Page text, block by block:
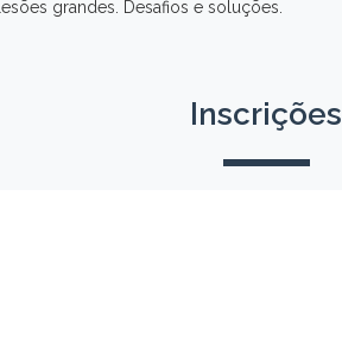
grandes. Desafios e soluções.
Inscrições